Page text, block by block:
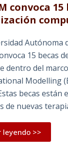
convoca
Autónoma
15 becas
dentro del
Modelling
becas están
de nuevas
leyendo >>